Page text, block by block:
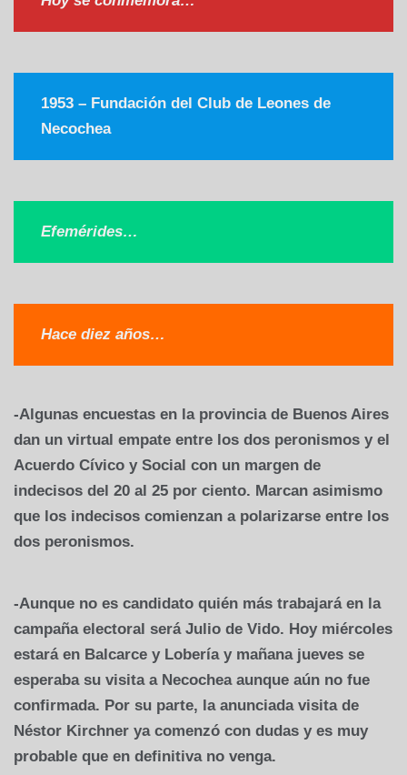
1953 – Fundación del Club de Leones de
Necochea
Efemérides…
Hace diez años…
-Algunas encuestas en la provincia de Buenos Aires
dan un virtual empate entre los dos peronismos y el
Acuerdo Cívico y Social con un margen de
indecisos del 20 al 25 por ciento. Marcan asimismo
que los indecisos comienzan a polarizarse entre los
dos peronismos.
-Aunque no es candidato quién más trabajará en la
campaña electoral será Julio de Vido. Hoy miércoles
estará en Balcarce y Lobería y mañana jueves se
esperaba su visita a Necochea aunque aún no fue
confirmada. Por su parte, la anunciada visita de
Néstor Kirchner ya comenzó con dudas y es muy
probable que en definitiva no venga.